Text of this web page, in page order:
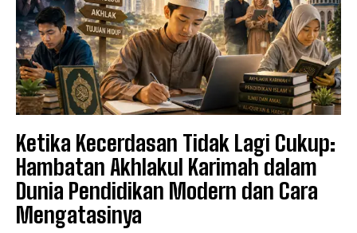
Ketika Kecerdasan Tidak Lagi Cukup:
Hambatan Akhlakul Karimah dalam
Dunia Pendidikan Modern dan Cara
Mengatasinya